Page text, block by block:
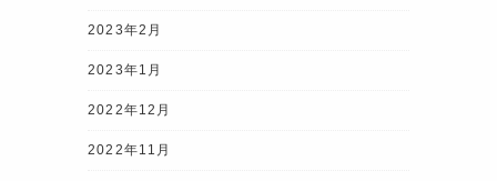
2023年2月
2023年1月
2022年12月
2022年11月